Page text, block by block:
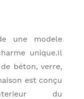
une modele
unique.Il
béton, verre,
est conçu
du